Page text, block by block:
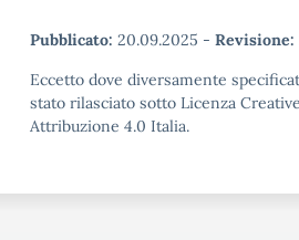
Pubblicato: 20.09.2025 - Revisione:
Eccetto dove diversamente
stato rilasciato sotto Licenza
Attribuzione 4.0 Italia.